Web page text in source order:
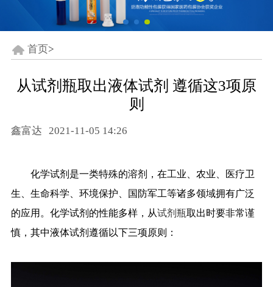
行业动态
联系我们
首页>
从试剂瓶取出液体试剂 遵循这3项原
则
鑫富达 2021-11-05 14:26
化学试剂是一类特殊的溶剂，在工业、农业、医疗卫
生、生命科学、环境保护、国防军工等诸多领域拥有广泛
的应用。化学试剂的性能多样，从试剂瓶取出时要非常谨
慎，其中液体试剂遵循以下三项原则：